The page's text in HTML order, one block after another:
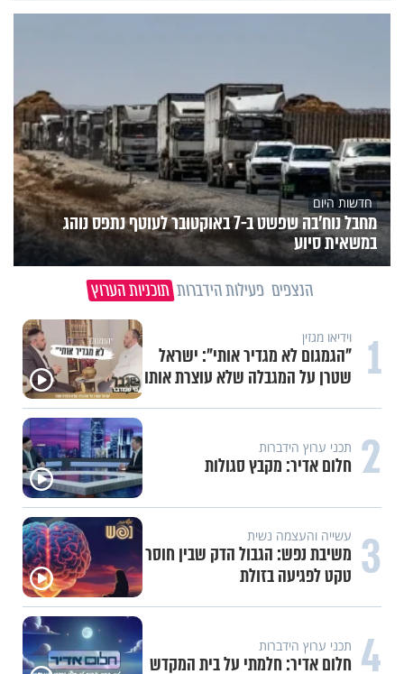
חדשות היום
מחבל נוח'בה שפשט ב-7 באוקטובר לעוטף נתפס נוהג
במשאית סיוע
הנצפים פעילות הידברות תוכניות הערוץ
1 וידיאו מגזין
"הגמגום לא מגדיר אותי": ישראל
שטרן על המגבלה שלא עוצרת אותו
2 תכני ערוץ הידברות
חלום אדיר: מקבץ סגולות
3 עשייה והעצמה נשית
משיבת נפש: הגבול הדק שבין חוסר
טקט לפגיעה בזולת
4 תכני ערוץ הידברות
חלום אדיר: חלמתי על בית המקדש